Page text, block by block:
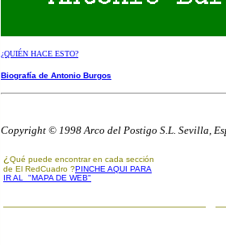
¿QUIÉN HACE ESTO?
Biografía de Antonio Burgos
Copyright © 1998 Arco del Postigo S.L. Sevilla,
¿ Qué puede encontrar en cada sección
de El RedCuadro ?PINCHE AQUI PARA
IR AL "MAPA DE WEB"